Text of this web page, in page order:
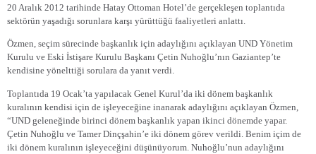
20 Aralık 2012 tarihinde Hatay Ottoman Hotel’de gerçekleşen toplantıda
sektörün yaşadığı sorunlara karşı yürüttüğü faaliyetleri anlattı.
Özmen, seçim sürecinde başkanlık için adaylığını açıklayan UND Yönetim
Kurulu ve Eski İstişare Kurulu Başkanı Çetin Nuhoğlu’nın Gaziantep’te
kendisine yönelttiği sorulara da yanıt verdi.
Toplantıda 19 Ocak’ta yapılacak Genel Kurul’da iki dönem başkanlık
kuralının kendisi için de işleyeceğine inanarak adaylığını açıklayan Özmen,
“UND geleneğinde birinci dönem başkanlık yapan ikinci dönemde yapar.
Çetin Nuhoğlu ve Tamer Dinçşahin’e iki dönem görev verildi. Benim içim de
iki dönem kuralının işleyeceğini düşünüyorum. Nuhoğlu’nun adaylığını